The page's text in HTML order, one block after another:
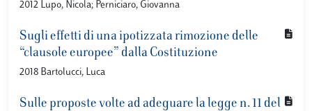
2012 Lupo, Nicola; Perniciaro, Giovanna
Sugli effetti di una ipotizzata rimozione delle
“clausole europee” dalla Costituzione
2018 Bartolucci, Luca
Sulle proposte volte ad adeguare la legge n. 11 del